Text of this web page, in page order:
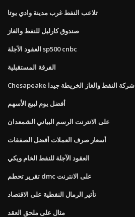
تلاعب النفط غرب مدينة وادي يوتا
صندوق كارليل للنفط والغاز
العقود الآجلة sp500 cnbc
الفرقة المستقبلية
Chesapeake شركة النفط والغاز الخريطة جيدا
أفضل يوم لبيع الأسهم
على الانترنت الرسم البياني الشمعدان
أسعار صرف العملات أفضل الصفقات
العقود الآجلة للنفط الخام ويكي
تقرير تحطم dmc على الانترنت
تأثير الرمال النفطية على الاقتصاد
مثال على ملحق العقد